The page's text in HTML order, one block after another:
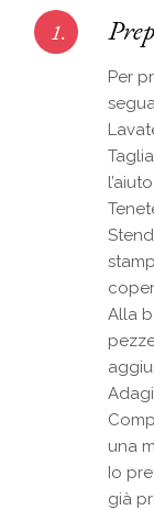
1.
Per
Alla
una
Io
già